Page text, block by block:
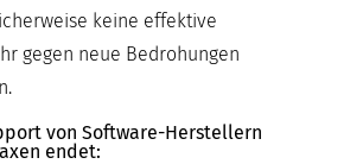
keine effektive
gegen neue Bedrohungen
von Software-Herstellern
endet: